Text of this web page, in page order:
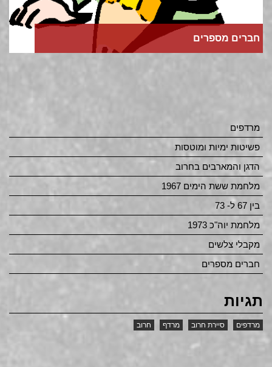
מרדפים
פשיטות ימיות ומוטסות
הדגן והמארבים בחרוב
מלחמת ששת הימים 1967
בין 67 ל- 73
מלחמת יוה"כ 1973
מקבלי צלשים
חברים מספרים
תגיות
מרדפים סיירת חרוב מרדף חרוב
חברים מספרים